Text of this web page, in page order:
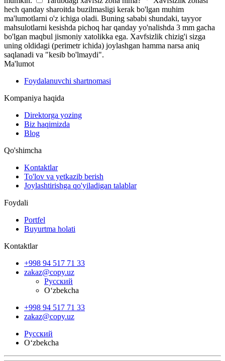
hech qanday sharoitda buzilmasligi kerak bo'lgan muhim
ma'lumotlarni o'z ichiga oladi. Buning sababi shundaki, tayyor
mahsulotlarni kesishda pichoq har qanday yo'nalishda 3 mm gacha
bo'lgan maqbul jismoniy xatolikka ega. Xavfsizlik chizig'i sizga
uning oldidagi (perimetr ichida) joylashgan hamma narsa aniq
saqlanadi va "kesib bo'lmaydi".
Ma'lumot
Foydalanuvchi shartnomasi
Kompaniya haqida
Direktorga yozing
Biz haqimizda
Blog
Qo'shimcha
Kontaktlar
To'lov va yetkazib berish
Joylashtirishga qo'yiladigan talablar
Foydali
Portfel
Buyurtma holati
Kontaktlar
+998 94 517 71 33
zakaz@copy.uz
Русский
O‘zbekcha
+998 94 517 71 33
zakaz@copy.uz
Русский
O‘zbekcha